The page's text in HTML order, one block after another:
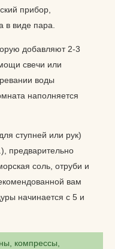
прибор,
в виде пара.
добавляют 2-3
свечи или
воды
наполняется
ступней или рук)
предварительно
соль, отруби и
вам
начинается с 5 и
компрессы,